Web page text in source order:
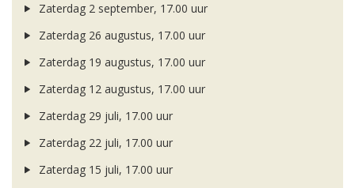
Zaterdag 2 september, 17.00 uur
Zaterdag 26 augustus, 17.00 uur
Zaterdag 19 augustus, 17.00 uur
Zaterdag 12 augustus, 17.00 uur
Zaterdag 29 juli, 17.00 uur
Zaterdag 22 juli, 17.00 uur
Zaterdag 15 juli, 17.00 uur